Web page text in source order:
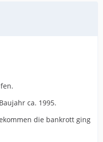
ca. 1995.
die bankrott ging